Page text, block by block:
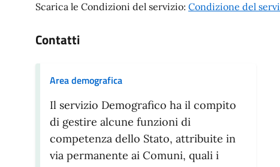
Scarica le Condizioni del servizio: Condizione del
Contatti
Area demografica
Il servizio Demografico ha il compito
di gestire alcune funzioni di
competenza dello Stato, attribuite in
via permanente ai Comuni, quali i